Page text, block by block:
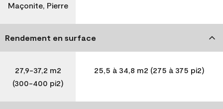
Maçonite, Pierre
Rendement en surface
27,9-37,2 m2
(300-400 pi2)
25,5 à 34,8 m2 (275 à 375 pi2)